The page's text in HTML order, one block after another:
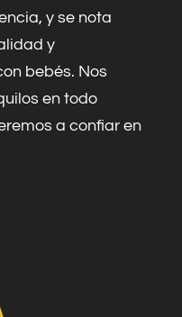
y se nota
y
bebés. Nos
en todo
a confiar en